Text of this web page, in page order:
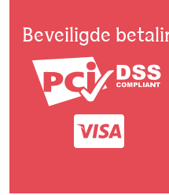
Beveiligde